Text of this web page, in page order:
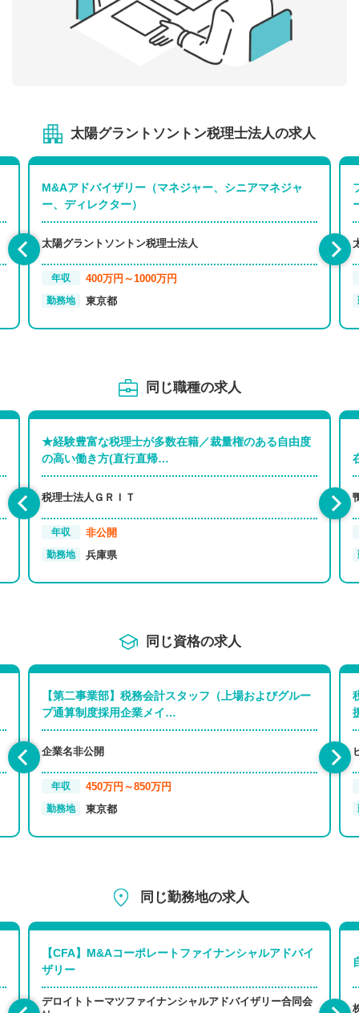
太陽グラントソントン税理士法人の求人
M&Aアドバイザリー（マネジャー、シニアマネジャ
ー、ディレクター）
太陽グラントソントン税理士法人
年収 400万円～1000万円
勤務地 東京都
同じ職種の求人
★経験豊富な税理士が多数在籍／裁量権のある自由度
の高い働き方(直行直帰…
税理士法人ＧＲＩＴ
年収 非公開
勤務地 兵庫県
同じ資格の求人
【第二事業部】税務会計スタッフ（上場およびグルー
プ通算制度採用企業メイ…
企業名非公開
年収 450万円～850万円
勤務地 東京都
同じ勤務地の求人
【CFA】M&Aコーポレートファイナンシャルアドバイ
ザリー
デロイトトーマツファイナンシャルアドバイザリー合同会